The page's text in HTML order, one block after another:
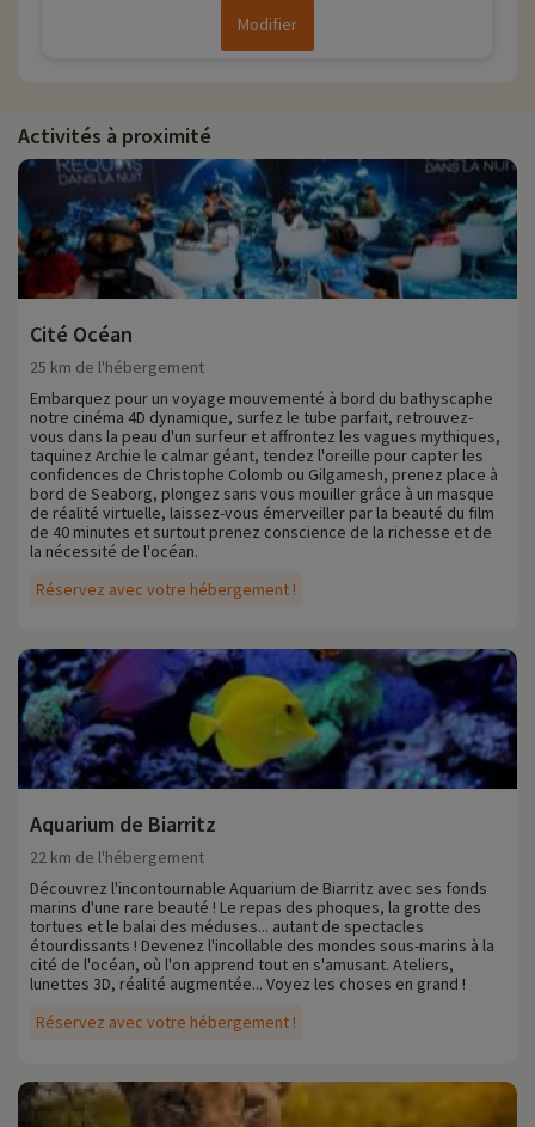
Modifier
Activités à proximité
Cité Océan
Réservez avec votre hébergement !
25 km de l'hébergement
Embarquez pour un voyage mouvementé à bord du bathyscaphe
notre cinéma 4D dynamique, surfez le tube parfait, retrouvez-
vous dans la peau d'un surfeur et affrontez les vagues mythiques,
taquinez Archie le calmar géant, tendez l'oreille pour capter les
confidences de Christophe Colomb ou Gilgamesh, prenez place à
bord de Seaborg, plongez sans vous mouiller grâce à un masque
de réalité virtuelle, laissez-vous émerveiller par la beauté du film
de 40 minutes et surtout prenez conscience de la richesse et de
la nécessité de l'océan.
Aquarium de Biarritz
Réservez avec votre hébergement !
22 km de l'hébergement
Découvrez l'incontournable Aquarium de Biarritz avec ses fonds
marins d'une rare beauté ! Le repas des phoques, la grotte des
tortues et le balai des méduses... autant de spectacles
étourdissants ! Devenez l'incollable des mondes sous-marins à la
cité de l'océan, où l'on apprend tout en s'amusant. Ateliers,
lunettes 3D, réalité augmentée... Voyez les choses en grand !